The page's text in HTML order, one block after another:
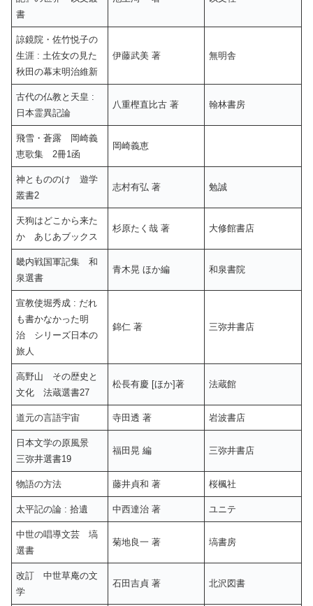
書
諒鏡院・佐竹悦子の
生涯 : 土佐女の見た
秋田の幕末明治維新
伊藤武美 著 無明舎
古代の仏教と天皇 :
日本霊異記論
八重樫直比古 著 翰林書房
飛雪・蒼露 岡崎義
恵歌集 2冊1函
岡崎義恵
神ともののけ 遊学
叢書2
志村有弘 著 勉誠
天狗はどこから来た
か あじあブックス
杉原たく哉 著 大修館書店
畿内戦国軍記集 和
泉選書
青木晃 ほか編 和泉書院
宣教使堀秀成 : だれ
も書かなかった明
治 シリーズ日本の
旅人
錦仁 著 三弥井書店
高野山 その歴史と
文化 法蔵選書27
松長有慶 [ほか]著 法蔵館
道元の言語宇宙 寺田透 著 岩波書店
日本文学の原風景
三弥井選書19
福田晃 編 三弥井書店
物語の方法 藤井貞和 著 桜楓社
太平記の論 : 拾遺 中西達治 著 ユニテ
中世の唱導文芸 塙
選書
菊地良一 著 塙書房
改訂 中世草庵の文
学
石田吉貞 著 北沢図書